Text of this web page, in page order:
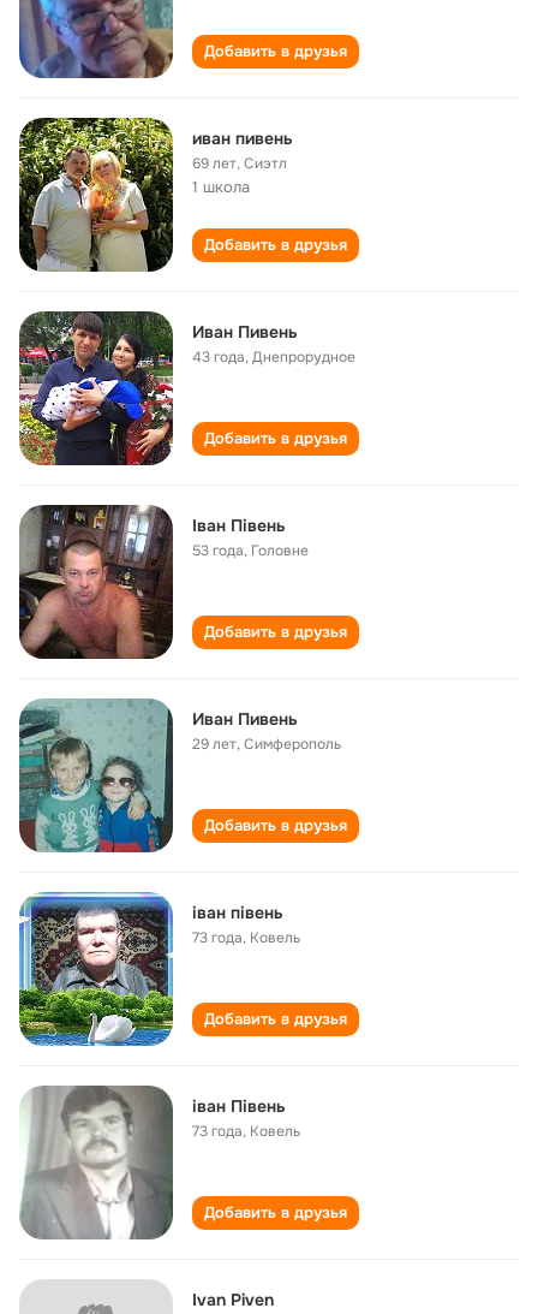
Добавить в друзья
иван пивень
69 лет,Сиэтл
1 школа
Добавить в друзья
Иван Пивень
43 года,Днепрорудное
Добавить в друзья
Іван Півень
53 года, Головне
Добавить в друзья
Иван Пивень
29 лет,Симферополь
Добавить в друзья
іван півень
73 года, Ковель
Добавить в друзья
іван Півень
73 года, Ковель
Добавить в друзья
Ivan Piven